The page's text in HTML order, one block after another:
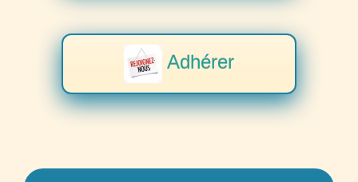
Adhérer